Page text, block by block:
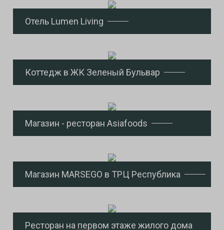
Отель Lumen Living
Коттедж в ЖК Зеленый Бульвар
Магазин - ресторан Asiafoods
Магазин MARSEGO в ТРЦ Республика
Ресторан на первом этаже жилого дома